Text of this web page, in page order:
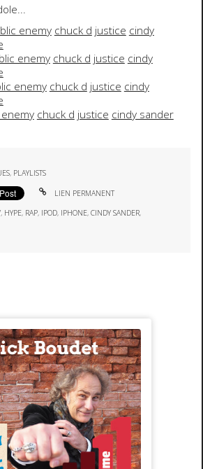
enemy chuck d justice cindy
enemy chuck d justice cindy
enemy chuck d justice cindy
chuck d justice cindy sander
, PLAYLISTS
LIEN PERMANENT
, HYPE, RAP, IPOD, IPHONE,CINDY SANDER,